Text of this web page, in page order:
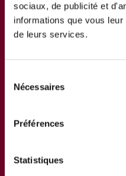
sociaux, de publicité et
informations que vous
de leurs services.
Nécessaires
Préférences
Statistiques